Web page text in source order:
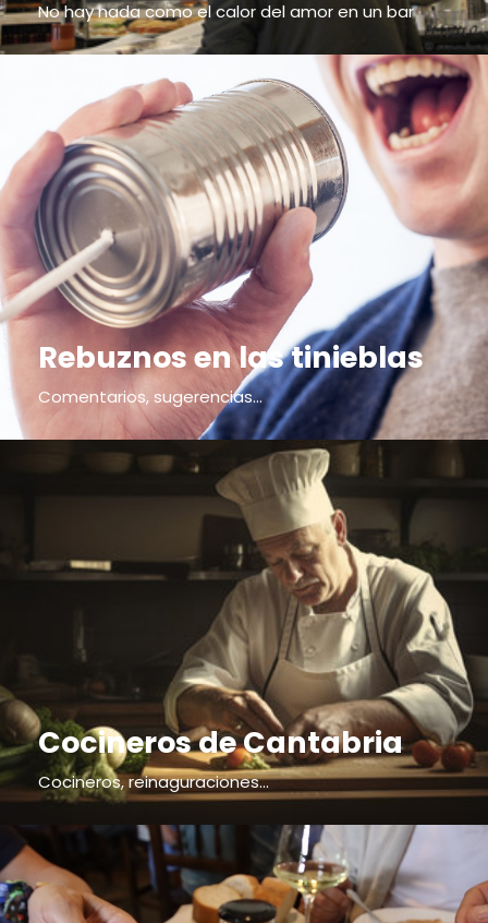
No hay nada como el calor del amor en un bar
Rebuznos en las tinieblas
Comentarios, sugerencias...
Cocineros de Cantabria
Cocineros, reinaguraciones...